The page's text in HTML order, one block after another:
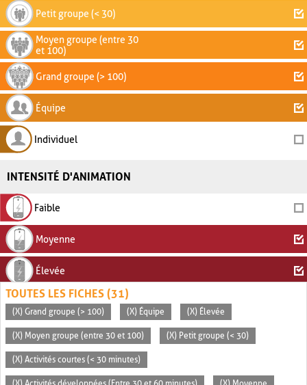
Petit groupe (< 30)
Moyen groupe (entre 30
et 100)
Grand groupe (> 100)
Équipe
Individuel
INTENSITÉ D'ANIMATION
Faible
Moyenne
Élevée
TOUTES LES FICHES (31)
(X) Grand groupe (> 100) (X) Équipe (X) Élevée
(X) Moyen groupe (entre 30 et 100) (X) Petit groupe (< 30)
(X) Activités courtes (< 30 minutes)